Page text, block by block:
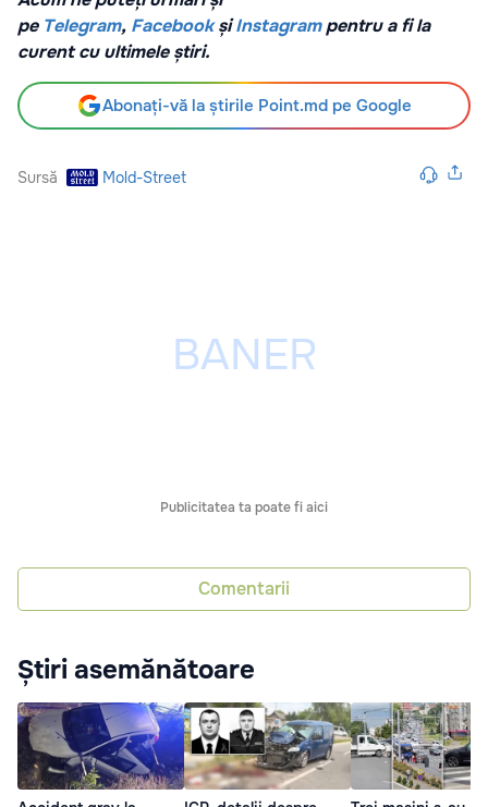
pe Telegram, Facebook șiInstagrampentru a fi la
curent cu ultimele știri.
Abonați-vă la știrile Point.md pe Google
Sursă Mold-Street
Publicitatea ta poate fi aici
Comentarii
Știri asemănătoare